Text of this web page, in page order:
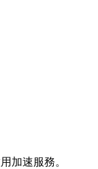
加速服務。